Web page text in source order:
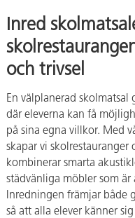
Inred
och trivsel
En välplanerad
där eleverna kan få
på sina egna villkor. Med
skapar vi skolrestauranger
kombinerar smarta
städvänliga möbler som är
Inredningen främjar både
så att alla elever känner